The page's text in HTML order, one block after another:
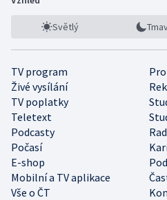
Světlý
TV program
Živé vysílání
TV poplatky
Teletext
Podcasty
Počasí
E-shop
Mobilní a TV aplikace
Vše o ČT